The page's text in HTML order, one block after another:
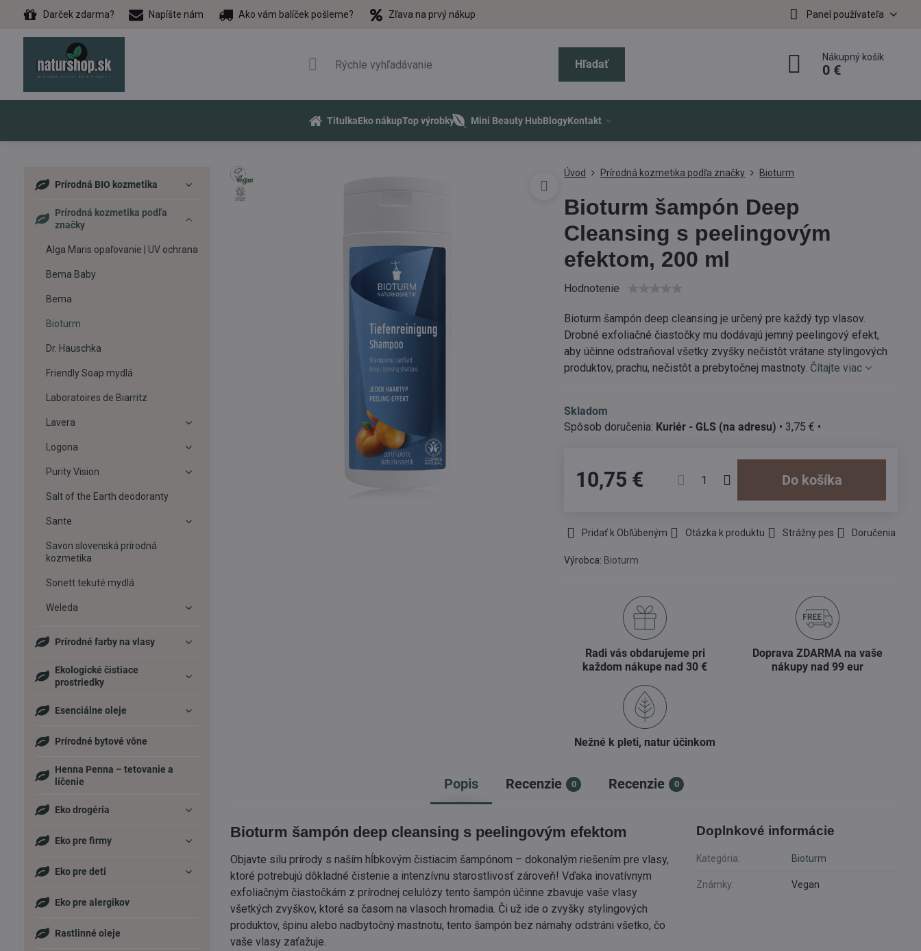
Darček zdarma? Napíšte nám Ako vám balíček pošleme? Zľava na prvý nákup Panel používateľa
Hľadať
Nákupný košík
0 €
TitulkaEko nákupTop výrobky Mini Beauty HubBlogyKontakt
Úvod Prírodná kozmetika podľa značky Bioturm
Bioturm šampón Deep
Cleansing s peelingovým
efektom, 200 ml
Hodnotenie
Bioturm šampón deep cleansing je určený pre každý typ vlasov.
Drobné exfoliačné čiastočky mu dodávajú jemný peelingový efekt,
aby účinne odstraňoval všetky zvyšky nečistôt vrátane stylingových
produktov, prachu, nečistôt a prebytočnej mastnoty. Čítajte viac
Skladom
Kuriér - GLS (na adresu) •3,75 € •
10,75 € Do košíka
Pridať k Obľúbeným Otázka k produktu Strážny pes Doručenia
Výrobca: Bioturm
Radi vás obdarujeme pri
každom nákupe nad 30 €
Doprava ZDARMA na vaše
nákupy nad 99 eur
Nežné k pleti, natur účinkom
Popis Recenzie 0 Recenzie 0
Bioturm šampón deep cleansing s peelingovým efektom
Objavte silu prírody s naším hĺbkovým čistiacim šampónom – dokonalým riešením pre vlasy,
ktoré potrebujú dôkladné čistenie a intenzívnu starostlivosť zároveň! Vďaka inovatívnym
exfoliačným čiastočkám z prírodnej celulózy tento šampón účinne zbavuje vaše vlasy
všetkých zvyškov, ktoré sa časom na vlasoch hromadia. Či už ide o zvyšky stylingových
produktov, špinu alebo nadbytočný mastnotu, tento šampón bez námahy odstráni všetko, čo
vaše vlasy zaťažuje.
Doplnkové informácie
Kategória: Bioturm
Známky: Vegan
Prírodná BIO kozmetika
Prírodná kozmetika podľa
značky
Alga Maris opaľovanie | UV ochrana
Bema Baby
Bema
Bioturm
Dr. Hauschka
Friendly Soap mydlá
Laboratoires de Biarritz
Lavera
Logona
Purity Vision
Salt of the Earth deodoranty
Sante
Savon slovenská prírodná
kozmetika
Sonett tekuté mydlá
Weleda
Prírodné farby na vlasy
Ekologické čistiace
prostriedky
Esenciálne oleje
Prírodné bytové vône
Henna Penna – tetovanie a
líčenie
Eko drogéria
Eko pre firmy
Eko pre deti
Eko pre alergikov
Rastlinné oleje